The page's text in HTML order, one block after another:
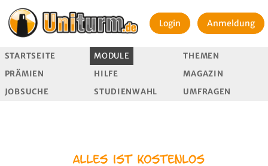
Login Anmeldung
STARTSEITE MODULE
THEMEN
PRÄMIEN
HILFE
MAGAZIN
JOBSUCHE
STUDIENWAHL UMFRAGEN